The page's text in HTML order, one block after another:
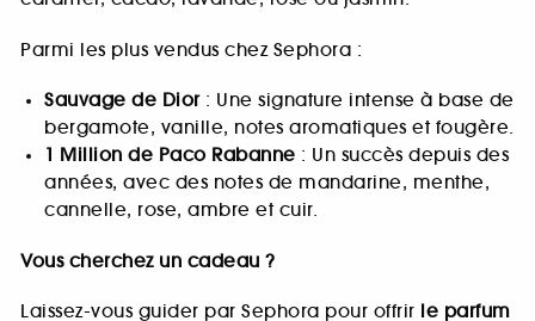
Parmi les plus vendus chez Sephora :
Sauvage de Dior: Une signature intense à base de
bergamote, vanille, notes aromatiques et fougère.
1 Million de Paco Rabanne : Un succès depuis des
années, avec des notes de mandarine, menthe,
cannelle, rose, ambre et cuir.
Vous cherchez un cadeau ?
Laissez-vous guider par Sephora pour offrir le parfum